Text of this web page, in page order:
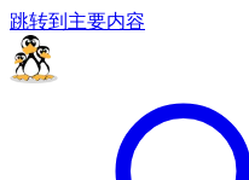
跳转到主要内容